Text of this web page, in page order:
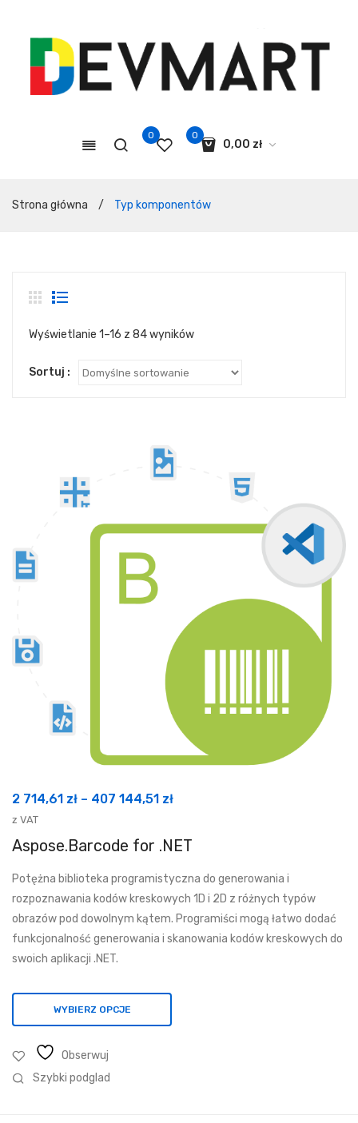
0 0
0,00 zł
Koszyk jest pusty.
Strona główna / Typ komponentów
Wyświetlanie 1–16 z 84 wyników
Sortuj :
2 714,61 zł – 407 144,51 złZakres
od
714,61 zł
do
407
z VAT
Aspose.Barcode for .NET
Potężna biblioteka programistyczna do generowania i
rozpoznawania kodów kreskowych 1D i 2D z różnych typów
obrazów pod dowolnym kątem. Programiści mogą łatwo dodać
funkcjonalność generowania i skanowania kodów kreskowych do
swoich aplikacji .NET.
WYBIERZ OPCJE
Obserwuj
Szybki podglad